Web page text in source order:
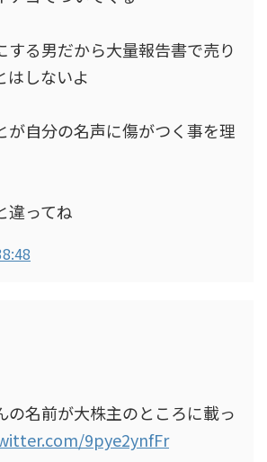
する男だから大量報告書で売り
はしないよ
が自分の名声に傷がつく事を理
違ってね
の名前が大株主のところに載っ
9pye2ynfFr